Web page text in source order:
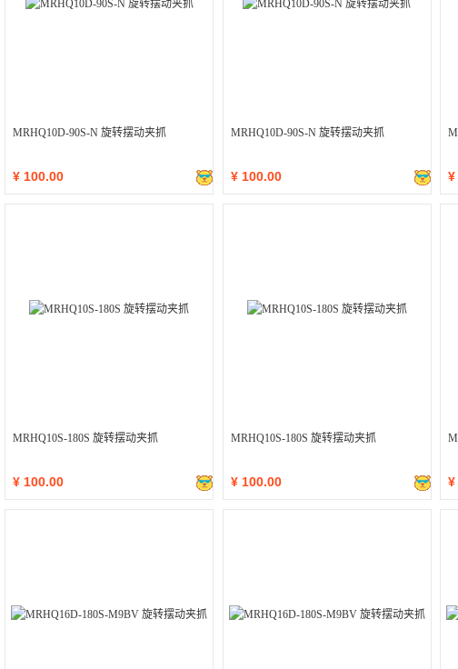
MRHQ10D-90S-N 旋转摆动夹抓
¥ 100.00
MRHQ10D-90S-N 旋转摆动夹抓
¥ 100.00 ¥
MRHQ10S-180S 旋转摆动夹抓
¥ 100.00
MRHQ10S-180S 旋转摆动夹抓
¥ 100.00 ¥